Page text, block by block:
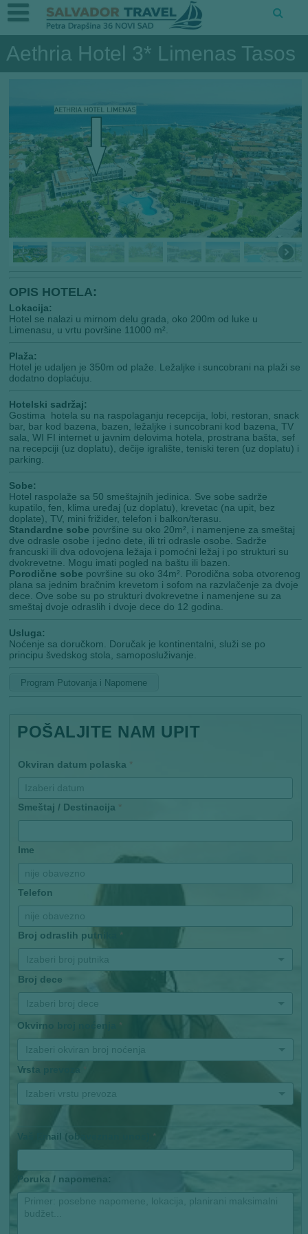
Aethria Hotel 3* Limenas Tasos
OPIS HOTELA:
Lokacija:
Hotel se nalazi u mirnom delu grada, oko 200m od luke u
Limenasu, u vrtu površine 11000 m².
Plaža:
Hotel je udaljen je 350m od plaže. Ležaljke i suncobrani na plaži se
dodatno doplaćuju.
Hotelski sadržaj:
Gostima hotela su na raspolaganju recepcija, lobi, restoran, snack
bar, bar kod bazena, bazen, ležaljke i suncobrani kod bazena, TV
sala, WI FI internet u javnim delovima hotela, prostrana bašta, sef
na recepciji (uz doplatu), dečije igralište, teniski teren (uz doplatu) i
parking.
Sobe:
Hotel raspolaže sa 50 smeštajnih jedinica. Sve sobe sadrže
kupatilo, fen, klima uređaj (uz doplatu), krevetac (na upit, bez
doplate), TV, mini frižider, telefon i balkon/terasu.
Standardne sobe površine su oko 20m², i namenjene za smeštaj
dve odrasle osobe i jedno dete, ili tri odrasle osobe. Sadrže
francuski ili dva odovojena ležaja i pomoćni ležaj i po strukturi su
dvokrevetne. Mogu imati pogled na baštu ili bazen.
Porodične sobe površine su oko 34m². Porodična soba otvorenog
plana sa jednim bračnim krevetom i sofom na razvlačenje za dvoje
dece. Ove sobe su po strukturi dvokrevetne i namenjene su za
smeštaj dvoje odraslih i dvoje dece do 12 godina.
Usluga:
Noćenje sa doručkom. Doručak je kontinentalni, služi se po
principu švedskog stola, samoposluživanje.
Program Putovanja i Napomene
POŠALJITE NAM UPIT
Okviran datum polaska *
Smeštaj / Destinacija *
Ime
Telefon
Broj odraslih putnika *
Izaberi broj putnika
Broj dece
Izaberi broj dece
Okvirno broj noćenja *
Izaberi okviran broj noćenja
Vrsta prevoza
Izaberi vrstu prevoza
Vaš Email (obaveznan unos) *
Poruka / napomena: